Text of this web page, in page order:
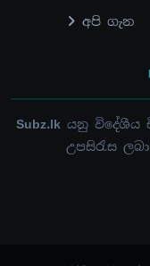
අපි ගැන
Subz.lk යනු විදේශීය
උපසිරැස